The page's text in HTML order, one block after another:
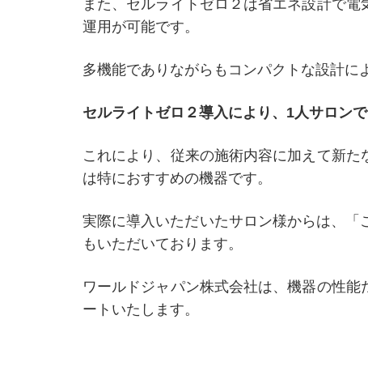
また、セルライトゼロ２は省エネ設計で
運用が可能です。
多機能でありながらもコンパクトな設計に
セルライトゼロ２導入により、1人サロン
これにより、従来の施術内容に加えて新
は特におすすめの機器です。
実際に導入いただいたサロン様からは、
もいただいております。
ワールドジャパン株式会社は、機器の性
ートいたします。